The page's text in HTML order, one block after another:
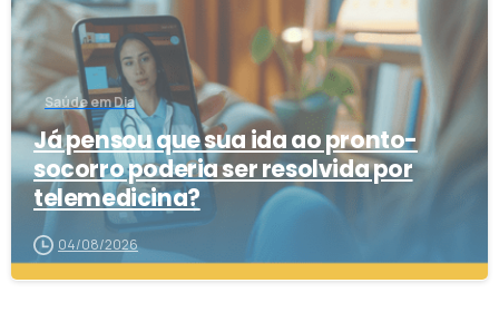
Saúde em Dia
Já pensou que sua ida ao pronto-
socorro poderia ser resolvida por
telemedicina?
04/08/2026